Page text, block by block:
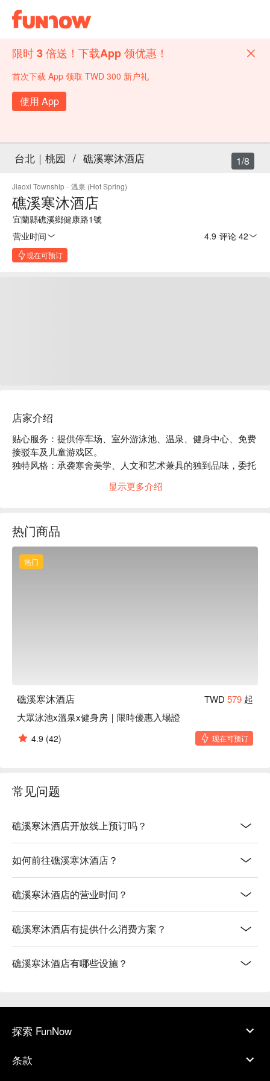
限时 3 倍送！下载App 领优惠！
首次下载 App 领取 TWD 300 新户礼
使用 App
台北｜桃园 / 礁溪寒沐酒店
Jiaoxi Township · 溫泉 (Hot Spring)
礁溪寒沐酒店
宜蘭縣礁溪鄉健康路1號
营业时间
4.9 评论 42
现在可预订
1/8
店家介绍
贴心服务：提供停车场、室外游泳池、温泉、健身中心、免费
接驳车及儿童游戏区。
独特风格：承袭寒舍美学、人文和艺术兼具的独到品味，委托
艺术策展概念融合在地文化，营造优雅与高品味的度假休闲氛
至 7 月 23 日中午 12:30 泳池、滑水道、户外温泉池将进行例
行维护，期间将暂停开放使用。健身房正常开放使用。
造成不便，敬请见谅，感谢您的配合！
如有更改日期，将另通知。
显示更多介绍
热门商品
热门
礁溪寒沐酒店 TWD 579 起
大眾泳池x溫泉x健身房｜限時優惠入場證
4.9 (42) 现在可预订
常见问题
礁溪寒沐酒店开放线上预订吗？
如何前往礁溪寒沐酒店？
礁溪寒沐酒店的营业时间？
礁溪寒沐酒店有提供什么消费方案？
礁溪寒沐酒店有哪些设施？
探索 FunNow
条款